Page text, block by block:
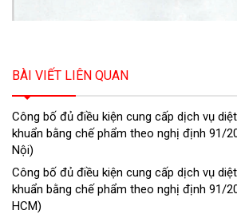
BÀI VIẾT LIÊN QUAN
Công bố đủ điều kiện cung cấp dịch vụ
khuẩn bằng chế phẩm theo nghị định 91/
Nội)
Công bố đủ điều kiện cung cấp dịch vụ
khuẩn bằng chế phẩm theo nghị định 91/
HCM)